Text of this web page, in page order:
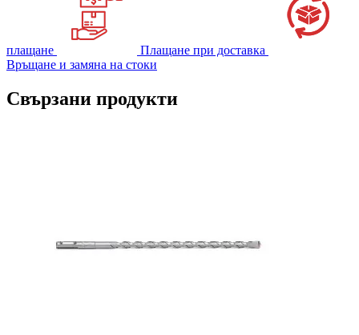
плащане
Плащане при доставка
Връщане и замяна на стоки
Свързани продукти